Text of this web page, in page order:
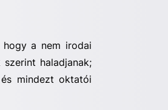
hogy a nem irodai
haladjanak;
és mindezt oktatói